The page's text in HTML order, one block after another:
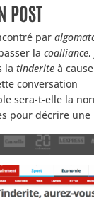
POST
par
la coalliance,
la tinderiteà
conversation
sera-t-elle la
pour décrire une